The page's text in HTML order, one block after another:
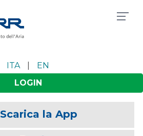
ITA
EN
LOGIN
Scarica la App